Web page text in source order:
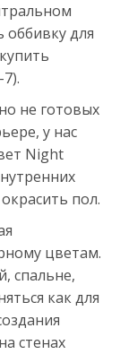
для
не готовых
у нас
Night
пол.
цветам.
спальне,
как для
стенах